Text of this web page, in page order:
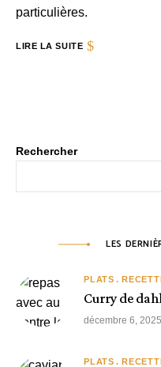
particulières.
LIRE LA SUITE
Rechercher
LES
PLATS
Curry de
décembre 6, 2025
PLATS